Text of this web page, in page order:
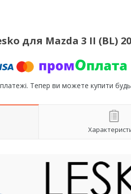
для Mazda 3 II (BL)
платежі. Тепер ви можете купити